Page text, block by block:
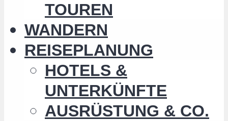
TOUREN
WANDERN
REISEPLANUNG
HOTELS &
UNTERKÜNFTE
AUSRÜSTUNG & CO.